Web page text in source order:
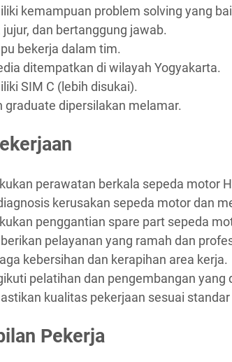
kemampuan problem solving yang
jujur, dan bertanggung jawab.
bekerja dalam tim.
ditempatkan di wilayah Yogyakarta.
SIM C (lebih disukai).
graduate dipersilakan melamar.
perawatan berkala sepeda motor
kerusakan sepeda motor dan
penggantian spare part sepeda
pelayanan yang ramah dan
kebersihan dan kerapihan area kerja.
pelatihan dan pengembangan yang
kualitas pekerjaan sesuai
Pekerja